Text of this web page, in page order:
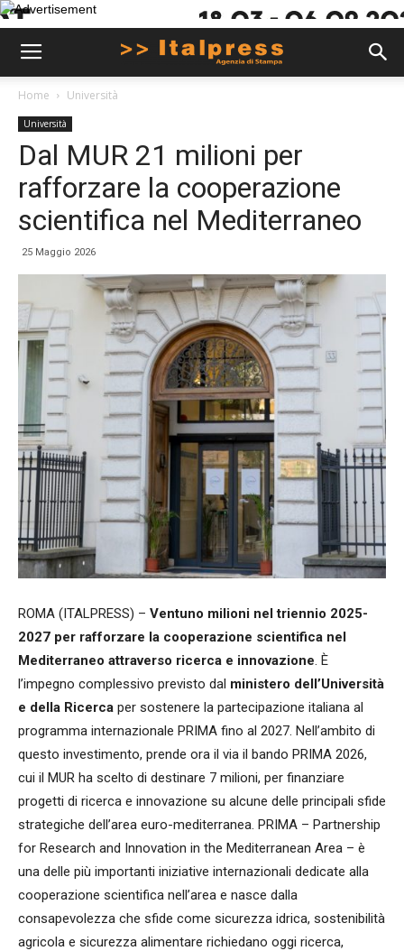
Home Università
Università
Dal MUR 21 milioni per
rafforzare la cooperazione
scientifica nel Mediterraneo
25 Maggio 2026
ROMA (ITALPRESS) – Ventuno milioni nel triennio 2025-
2027 per rafforzare la cooperazione scientifica nel
Mediterraneo attraverso ricerca e innovazione. È
l’impegno complessivo previsto dal ministero dell’Università
e della Ricerca per sostenere la partecipazione italiana al
programma internazionale PRIMA fino al 2027. Nell’ambito di
questo investimento, prende ora il via il bando PRIMA 2026,
cui il MUR ha scelto di destinare 7 milioni, per finanziare
progetti di ricerca e innovazione su alcune delle principali sfide
strategiche dell’area euro-mediterranea. PRIMA – Partnership
for Research and Innovation in the Mediterranean Area – è
una delle più importanti iniziative internazionali dedicate alla
cooperazione scientifica nell’area e nasce dalla
consapevolezza che sfide come sicurezza idrica, sostenibilità
agricola e sicurezza alimentare richiedano oggi ricerca,